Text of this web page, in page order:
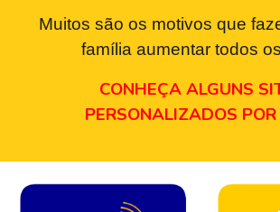
Muitos são os motivos que
família aumentar todos
CONHEÇA ALGUNS
PERSONALIZADOS